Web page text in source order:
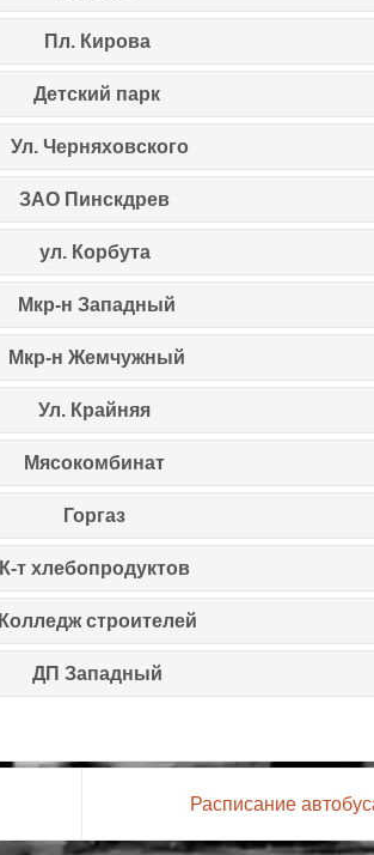
Пл. Кирова
Детский парк
Ул. Черняховского
ЗАО Пинскдрев
ул. Корбута
Мкр-н Западный
Мкр-н Жемчужный
Ул. Крайняя
Мясокомбинат
Горгаз
К-т хлебопродуктов
Колледж строителей
ДП Западный
Расписание